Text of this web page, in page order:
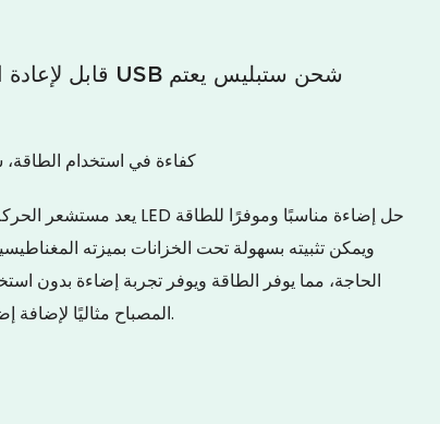
كفاءة في استخدام
ويمكن تثبيته بسهولة تحت الخزانات بميزته
الحاجة، مما يوفر الطاقة ويوفر تجربة إضاءة بدون
المصباح مثاليًا لإضافة إضاءة إضافية إلى مطبخك أو خزانتك أو المساحات الأخرى.